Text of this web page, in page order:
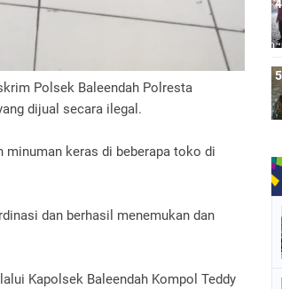
Polsek Baleendah Polresta
dijual secara ilegal.
minuman keras di beberapa toko di
dan berhasil menemukan dan
Kapolsek Baleendah Kompol Teddy